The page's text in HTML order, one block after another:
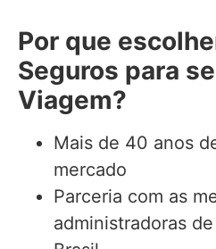
Por que
Seguros para
Viagem?
Mais de 40 anos
mercado
Parceria com as
administradoras